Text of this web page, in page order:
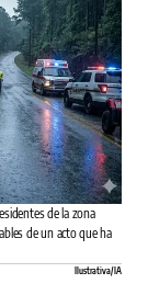
de la zona
de un acto que ha
Ilustrativa/ IA